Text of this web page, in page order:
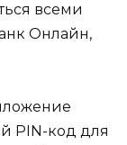
всеми
Онлайн,
PIN-код для